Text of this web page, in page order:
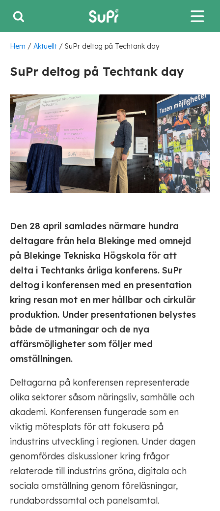
Hem / Aktuellt / SuPr deltog på Techtank day
SuPr deltog på Techtank day
Den 28 april samlades närmare hundra
deltagare från hela Blekinge med omnejd
på Blekinge Tekniska Högskola för att
delta i Techtanks årliga konferens. SuPr
deltog i konferensen med en presentation
kring resan mot en mer hållbar och cirkulär
produktion. Under presentationen belystes
både de utmaningar och de nya
affärsmöjligheter som följer med
omställningen.
Deltagarna på konferensen representerade
olika sektorer såsom näringsliv, samhälle och
akademi. Konferensen fungerade som en
viktig mötesplats för att fokusera på
industrins utveckling i regionen. Under dagen
genomfördes diskussioner kring frågor
relaterade till industrins gröna, digitala och
sociala omställning genom föreläsningar,
rundabordssamtal och panelsamtal.